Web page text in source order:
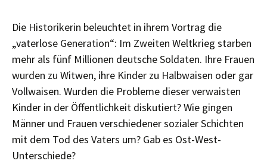
Die Historikerin beleuchtet in ihrem Vortrag die
„vaterlose Generation“: Im Zweiten Weltkrieg starben
mehr als fünf Millionen deutsche Soldaten. Ihre Frauen
wurden zu Witwen, ihre Kinder zu Halbwaisen oder gar
Vollwaisen. Wurden die Probleme dieser verwaisten
Kinder in der Öffentlichkeit diskutiert? Wie gingen
Männer und Frauen verschiedener sozialer Schichten
mit dem Tod des Vaters um? Gab es Ost-West-
Unterschiede?